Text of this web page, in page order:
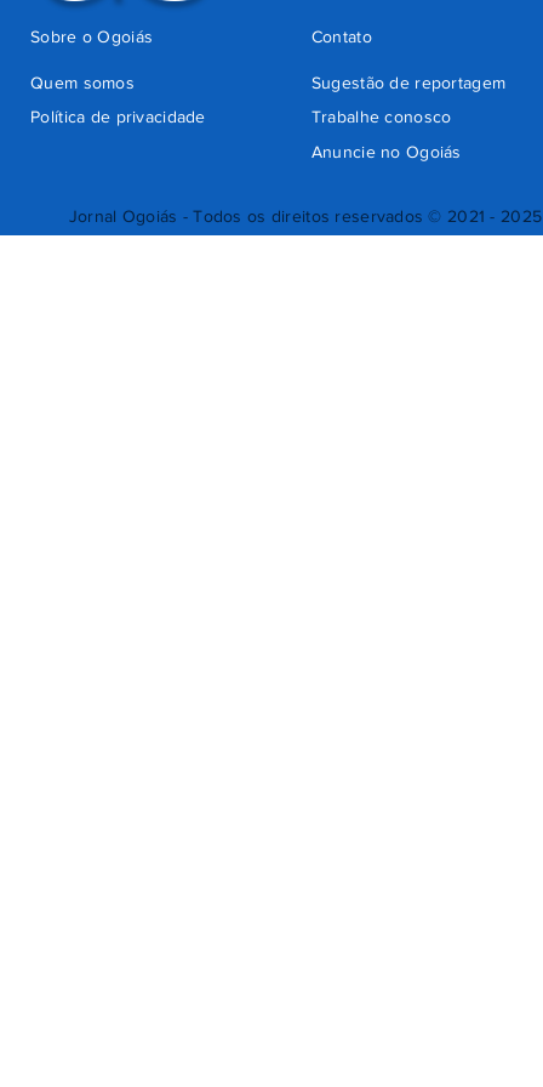
Jornal Ogoiás - Todos os direitos reservados © 2021 - 2025
Quem somos
Sugestão de reportagem
Trabalhe conosco
Política de privacidade
Anuncie no Ogoiás
Contato
Sobre o Ogoiás